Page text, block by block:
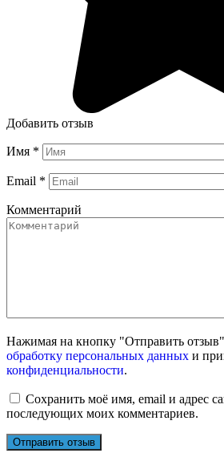
Добавить отзыв
Имя *
Email *
Комментарий
Нажимая на кнопку "Отправить
обработку персональных данных и
конфиденциальности.
Сохранить моё имя, email и адрес
последующих моих комментариев.